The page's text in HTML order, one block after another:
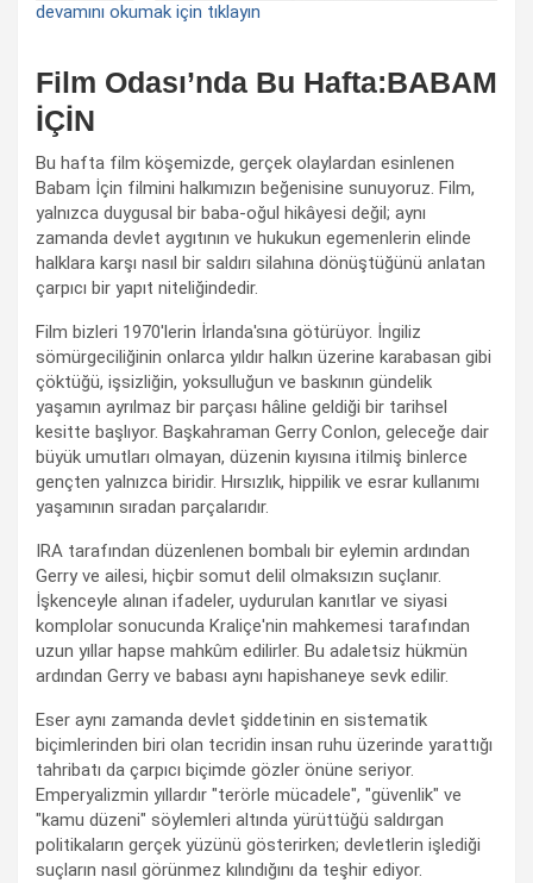
devamını okumak için tıklayın
Film Odası’nda Bu Hafta:BABAM
İÇİN
Bu hafta film köşemizde, gerçek olaylardan esinlenen
Babam İçin filmini halkımızın beğenisine sunuyoruz. Film,
yalnızca duygusal bir baba-oğul hikâyesi değil; aynı
zamanda devlet aygıtının ve hukukun egemenlerin elinde
halklara karşı nasıl bir saldırı silahına dönüştüğünü anlatan
çarpıcı bir yapıt niteliğindedir.
Film bizleri 1970'lerin İrlanda'sına götürüyor. İngiliz
sömürgeciliğinin onlarca yıldır halkın üzerine karabasan gibi
çöktüğü, işsizliğin, yoksulluğun ve baskının gündelik
yaşamın ayrılmaz bir parçası hâline geldiği bir tarihsel
kesitte başlıyor. Başkahraman Gerry Conlon, geleceğe dair
büyük umutları olmayan, düzenin kıyısına itilmiş binlerce
gençten yalnızca biridir. Hırsızlık, hippilik ve esrar kullanımı
yaşamının sıradan parçalarıdır.
IRA tarafından düzenlenen bombalı bir eylemin ardından
Gerry ve ailesi, hiçbir somut delil olmaksızın suçlanır.
İşkenceyle alınan ifadeler, uydurulan kanıtlar ve siyasi
komplolar sonucunda Kraliçe'nin mahkemesi tarafından
uzun yıllar hapse mahkûm edilirler. Bu adaletsiz hükmün
ardından Gerry ve babası aynı hapishaneye sevk edilir.
Eser aynı zamanda devlet şiddetinin en sistematik
biçimlerinden biri olan tecridin insan ruhu üzerinde yarattığı
tahribatı da çarpıcı biçimde gözler önüne seriyor.
Emperyalizmin yıllardır "terörle mücadele", "güvenlik" ve
"kamu düzeni" söylemleri altında yürüttüğü saldırgan
politikaların gerçek yüzünü gösterirken; devletlerin işlediği
suçların nasıl görünmez kılındığını da teşhir ediyor.